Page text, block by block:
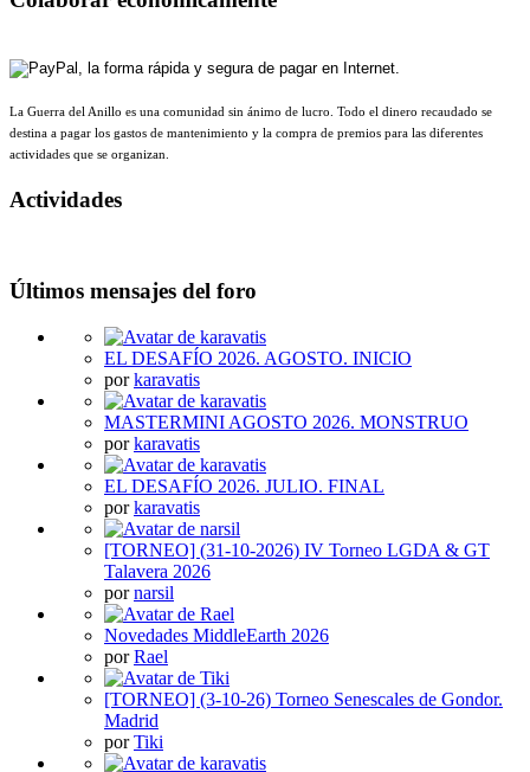
La Guerra del Anillo es una comunidad sin ánimo de lucro. Todo el dinero recaudado se
destina a pagar los gastos de mantenimiento y la compra de premios para las diferentes
actividades que se organizan.
Actividades
Últimos mensajes del foro
EL DESAFÍO 2026. AGOSTO. INICIO
porkaravatis
MASTERMINI AGOSTO 2026. MONSTRUO
porkaravatis
EL DESAFÍO 2026. JULIO. FINAL
porkaravatis
[TORNEO] (31-10-2026) IV Torneo LGDA & GT
Talavera 2026
pornarsil
Novedades MiddleEarth 2026
porRael
[TORNEO] (3-10-26) Torneo Senescales de Gondor.
Madrid
porTiki